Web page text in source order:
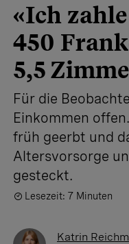
«Ich
450
5,5
Für die
Einkommen
früh geerbt und
Altersvorsorge
gesteckt.
Lesezeit: 7 Minuten
Katrin